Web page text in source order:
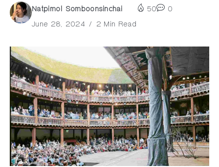
Natpimol Somboonsinchai
June 28, 2024
2 Min Read
50 0